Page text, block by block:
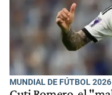
MUNDIAL DE FÚTBOL 2026